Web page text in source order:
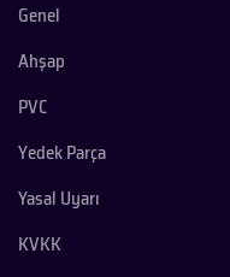
Genel
Ahşap
PVC
Yedek Parça
Yasal Uyarı
KVKK